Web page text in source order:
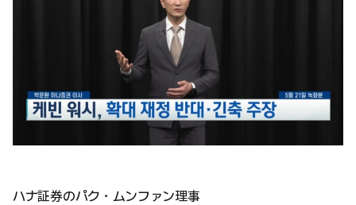
ハナ証券のパク・ムンファン理事